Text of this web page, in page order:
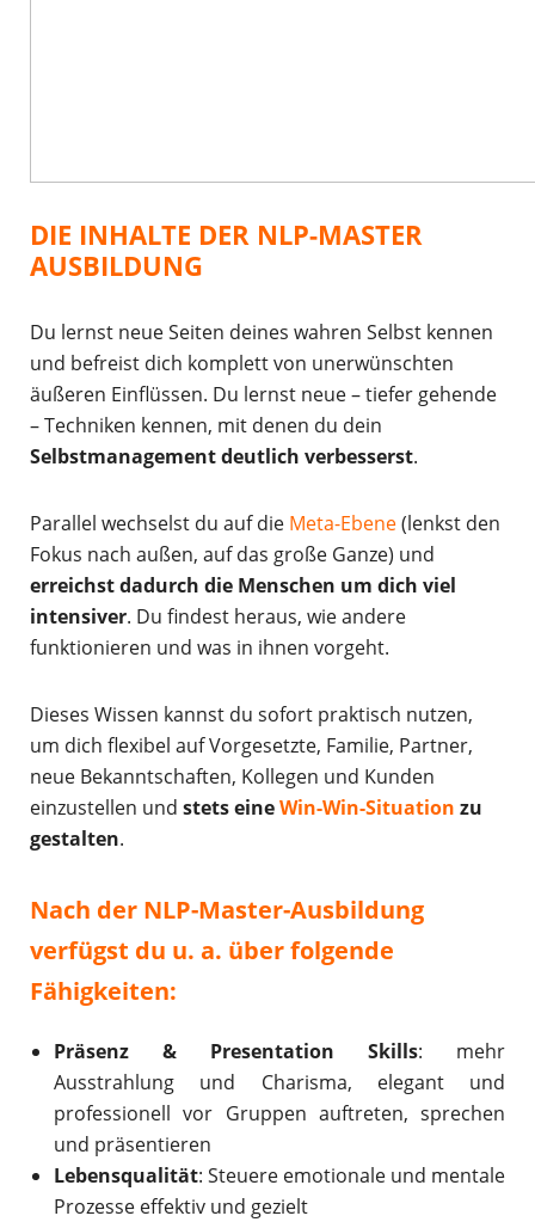
DIE INHALTE DER NLP-MASTER
AUSBILDUNG
Du lernst neue Seiten deines wahren Selbst kennen
und befreist dich komplett von unerwünschten
äußeren Einflüssen. Du lernst neue – tiefer gehende
– Techniken kennen, mit denen du dein
Selbstmanagement deutlich verbesserst.
Parallel wechselst du auf die Meta-Ebene(lenkst den
Fokus nach außen, auf das große Ganze) und
erreichst dadurch die Menschen um dich viel
intensiver. Du findest heraus, wie andere
funktionieren und was in ihnen vorgeht.
Dieses Wissen kannst du sofort praktisch nutzen,
um dich flexibel auf Vorgesetzte, Familie, Partner,
neue Bekanntschaften, Kollegen und Kunden
einzustellen und stets eineWin-Win-Situation zu
gestalten.
Nach der NLP-Master-Ausbildung
verfügst du u. a. über folgende
Fähigkeiten:
Präsenz & Presentation Skills: mehr
Ausstrahlung und Charisma, elegant und
professionell vor Gruppen auftreten, sprechen
und präsentieren
Lebensqualität: Steuere emotionale und mentale
Prozesse effektiv und gezielt